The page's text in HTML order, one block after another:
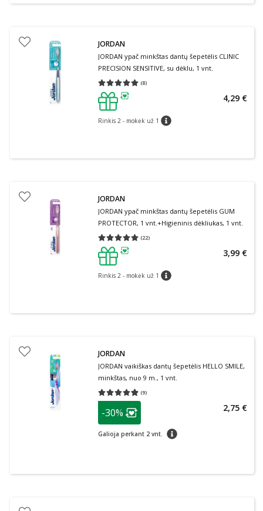
JORDAN
JORDAN ypač minkštas dantų šepetėlis CLINIC
PRECISION SENSITIVE, su dėklu, 1 vnt.
(8)
Vidutinis įvertinimas 5.00
patarimas
Rinkis 2 - mokėk už 1 patarimas
4,29 €
JORDAN
JORDAN ypač minkštas dantų šepetėlis GUM
PROTECTOR, 1 vnt.+Higieninis dėkliukas, 1 vnt.
(22)
Vidutinis įvertinimas 5.00
patarimas
Rinkis 2 - mokėk už 1 patarimas
3,99 €
JORDAN
JORDAN vaikiškas dantų šepetėlis HELLO SMILE,
minkštas, nuo 9 m., 1 vnt.
(9)
Vidutinis įvertinimas 4.89
patarimas
Lojalumo klubo narių nuolaida
-30%
Galioja perkant 2 vnt. patarimas
2,75 €